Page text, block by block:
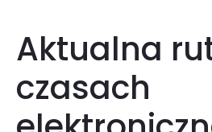
Aktualna
czasach